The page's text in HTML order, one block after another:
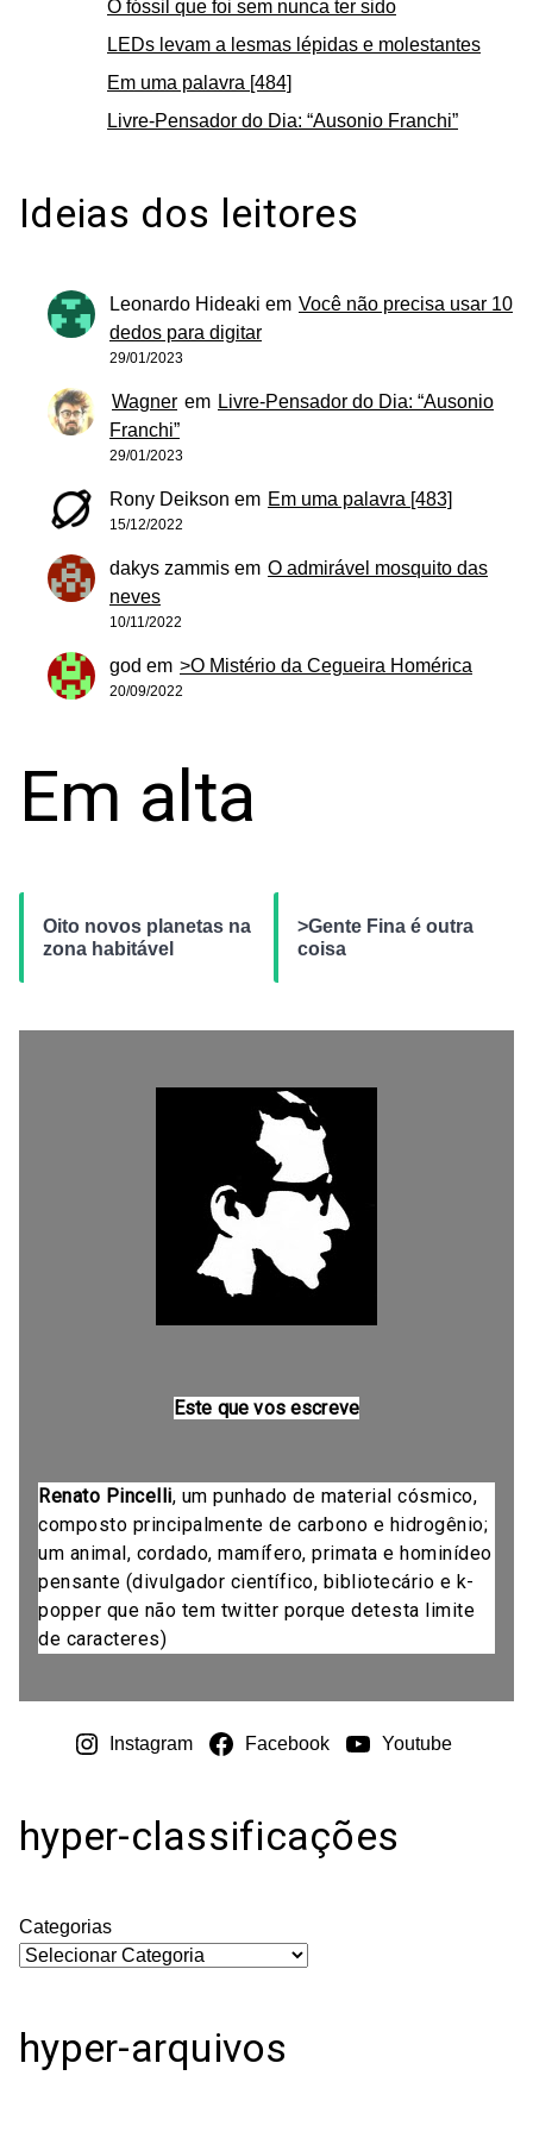
O fóssil que foi sem nunca ter sido
LEDs levam a lesmas lépidas e molestantes
Em uma palavra [484]
Livre-Pensador do Dia: “Ausonio Franchi”
Ideias dos leitores
Leonardo Hideaki em Você não precisa usar 10
dedos para digitar
29/01/2023
Wagner em Livre-Pensador do Dia: “Ausonio
Franchi”
29/01/2023
Rony Deikson em Em uma palavra [483]
15/12/2022
dakys zammis em O admirável mosquito das
neves
10/11/2022
god em >O Mistério da Cegueira Homérica
20/09/2022
Em alta
Oito novos planetas na
zona habitável
>Gente Fina é outra
coisa
Este que vos escreve
Renato Pincelli, um punhado de material cósmico,
composto principalmente de carbono e hidrogênio;
um animal, cordado, mamífero, primata e hominídeo
pensante (divulgador científico, bibliotecário e k-
popper que não tem twitter porque detesta limite
de caracteres)
Instagram Facebook Youtube
hyper-classificações
Categorias
hyper-arquivos